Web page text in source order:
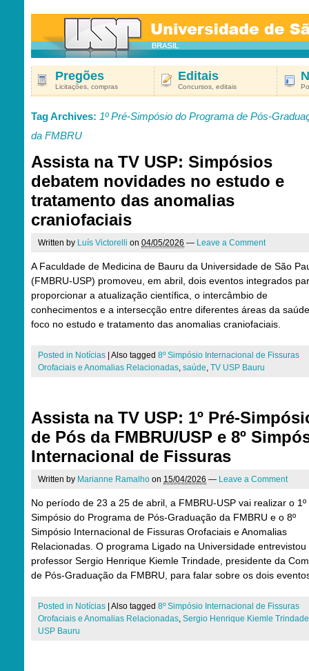
Pregões
Licitações, compras
Editais
Concursos, editais
Tag Archives: 1º Pré-Simpósio do Programa de Pós-
da FMBRU
Assista na TV USP: Simpósios
debatem novidades no estudo e
tratamento das anomalias
craniofaciais
Written by Luís Victorelli on 04/05/2026 — Leave a Comment
A Faculdade de Medicina de Bauru da Universidade de São
(FMBRU-USP) promoveu, em abril, dois eventos integrados
proporcionar a atualização científica, o intercâmbio de
conhecimentos e a intersecção entre diferentes áreas da
foco no estudo e tratamento das anomalias craniofaciais.
Posted in Notícias Also tagged 8º Simpósio Internacional de Fissuras
Orofaciais e Anomalias Relacionadas, saúde, TV USP Bauru
Assista na TV USP: 1º Pré-
de Pós da FMBRU/USP e 8º
Internacional de Fissuras
Written by Marianne Ramalho on 15/04/2026 — Leave a Comment
No período de 23 a 25 de abril, a FMBRU-USP vai realizar o 1º
Simpósio do Programa de Pós-Graduação da FMBRU e o 8º
Simpósio Internacional de Fissuras Orofaciais e Anomalias
Relacionadas. O programa Ligado na Universidade entrevistou
professor Sergio Henrique Kiemle Trindade, presidente da
de Pós-Graduação da FMBRU, para falar sobre os dois
Posted in Notícias Also tagged 8º Simpósio Internacional de Fissuras
Orofaciais e Anomalias Relacionadas, Sergio Henrique Kiemle Trindade
USP Bauru